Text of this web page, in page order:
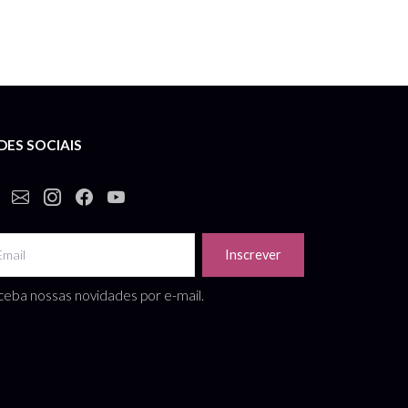
SOCIAIS
Inscrever
nossas novidades por e-mail.